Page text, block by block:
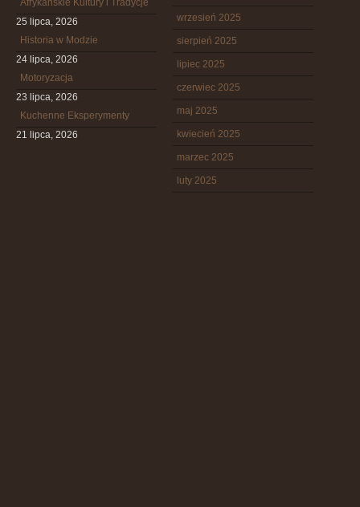
Afrykańskie Kultury i Tradycje
25 lipca, 2026
Historia w Modzie
24 lipca, 2026
Motoryzacja
23 lipca, 2026
Kuchenne Eksperymenty
21 lipca, 2026
wrzesień 2025
sierpień 2025
lipiec 2025
czerwiec 2025
maj 2025
kwiecień 2025
marzec 2025
luty 2025